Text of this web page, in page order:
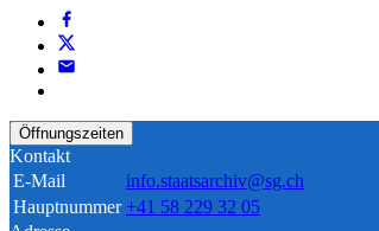
Öffnungszeiten
Kontakt
E-Mail
info.staatsarchiv@sg.ch
Hauptnummer +41 58 229 32 05